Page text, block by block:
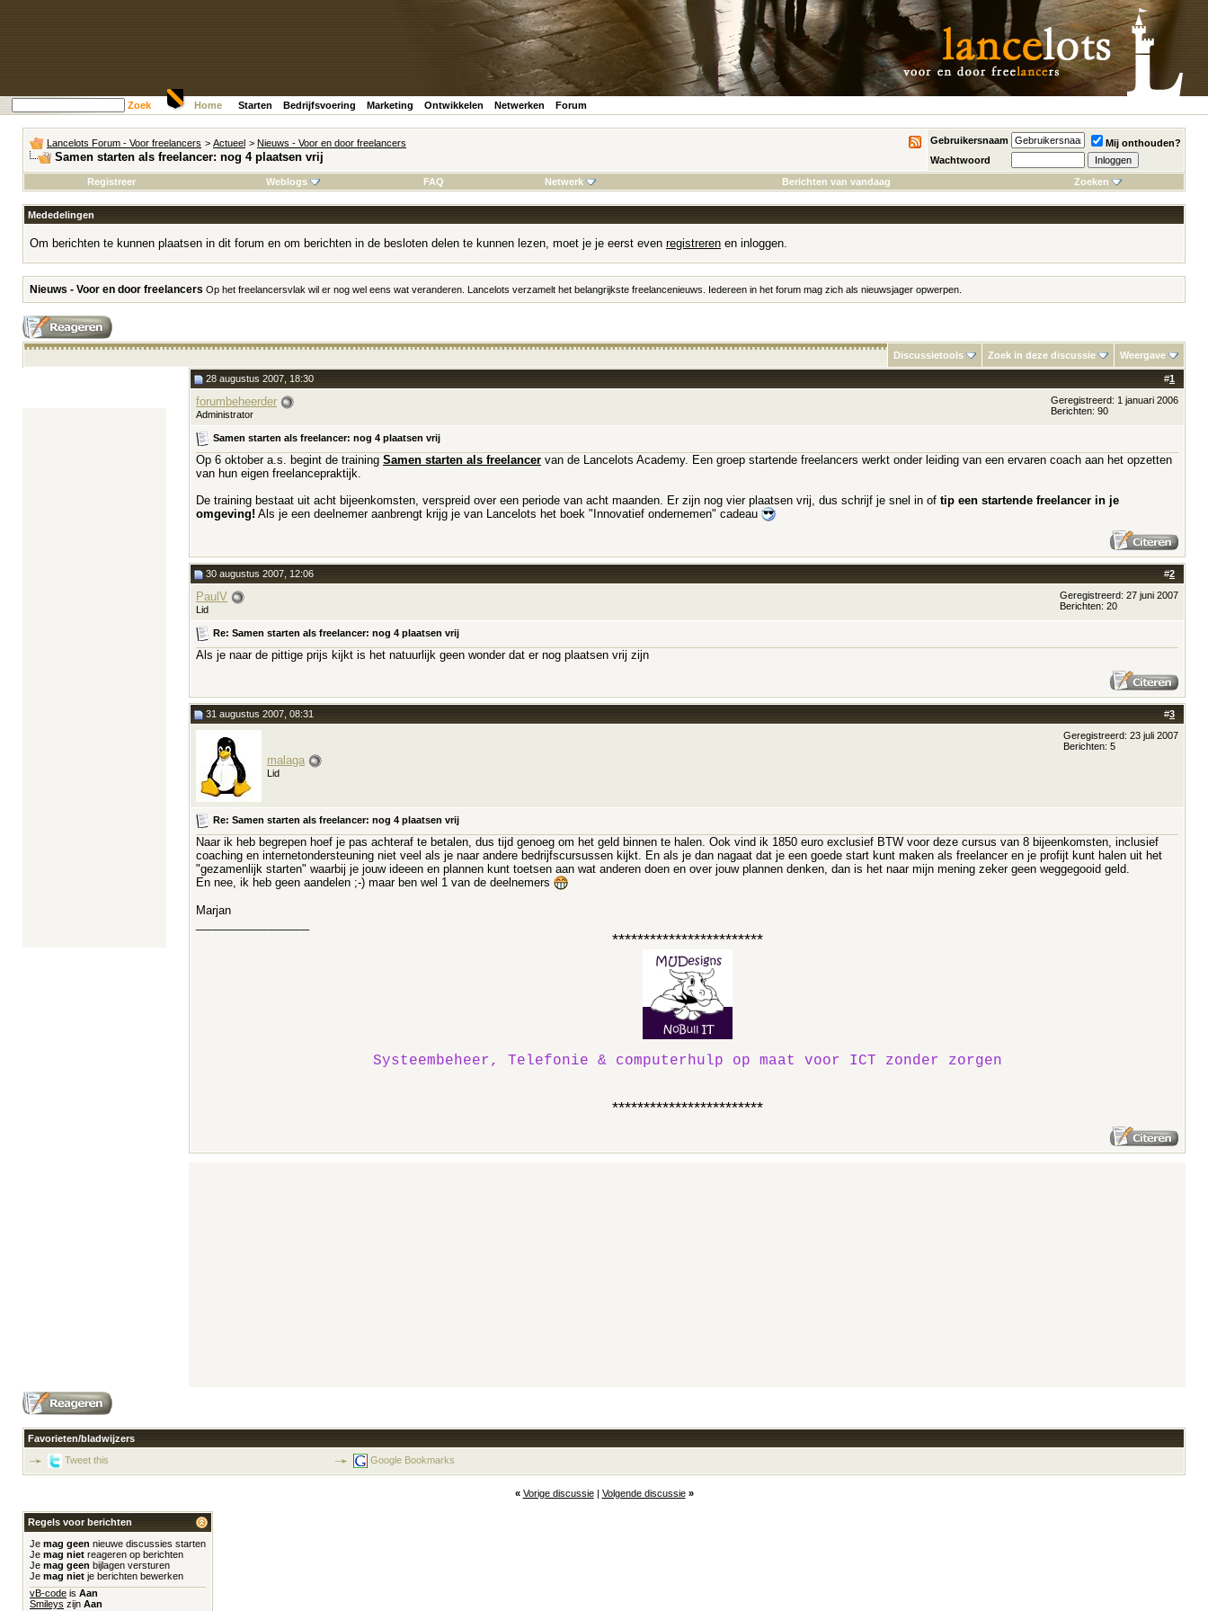
Zoek Home Starten Bedrijfsvoering Marketing Ontwikkelen Netwerken Forum
Lancelots Forum - Voor freelancers > Actueel > Nieuws - Voor en door freelancers
Samen starten als freelancer: nog 4 plaatsen vrij
Gebruikersnaam
Mij onthouden?
Wachtwoord
Registreer
Weblogs FAQ Netwerk Berichten van vandaag Zoeken
Mededelingen
Om berichten te kunnen plaatsen in dit forum en om berichten in de besloten delen te kunnen lezen, moet je je eerst even registreren en inloggen.
Nieuws - Voor en door freelancers Op het freelancersvlak wil er nog wel eens wat veranderen. Lancelots verzamelt het belangrijkste freelancenieuws. Iedereen in het forum mag zich als nieuwsjager opwerpen.
Discussietools Zoek in deze discussie Weergave
#1
28 augustus 2007, 18:30
forumbeheerder
Administrator
Geregistreerd: 1 januari 2006
Berichten: 90
Samen starten als freelancer: nog 4 plaatsen vrij
Op 6 oktober a.s. begint de training Samen starten als freelancer van de Lancelots Academy. Een groep startende freelancers werkt onder leiding van een ervaren coach aan het opzetten
van hun eigen freelancepraktijk.
De training bestaat uit acht bijeenkomsten, verspreid over een periode van acht maanden. Er zijn nog vier plaatsen vrij, dus schrijf je snel in of tip een startende freelancer in je
omgeving! Als je een deelnemer aanbrengt krijg je van Lancelots het boek "Innovatief ondernemen" cadeau
#2
30 augustus 2007, 12:06
PaulV
Lid
Geregistreerd: 27 juni 2007
Berichten: 20
Re: Samen starten als freelancer: nog 4 plaatsen vrij
Als je naar de pittige prijs kijkt is het natuurlijk geen wonder dat er nog plaatsen vrij zijn
#3
31 augustus 2007, 08:31
malaga
Lid
Geregistreerd: 23 juli 2007
Berichten: 5
Re: Samen starten als freelancer: nog 4 plaatsen vrij
Naar ik heb begrepen hoef je pas achteraf te betalen, dus tijd genoeg om het geld binnen te halen. Ook vind ik 1850 euro exclusief BTW voor deze cursus van 8 bijeenkomsten, inclusief
coaching en internetondersteuning niet veel als je naar andere bedrijfscursussen kijkt. En als je dan nagaat dat je een goede start kunt maken als freelancer en je profijt kunt halen uit het
"gezamenlijk starten" waarbij je jouw ideeen en plannen kunt toetsen aan wat anderen doen en over jouw plannen denken, dan is het naar mijn mening zeker geen weggegooid geld.
En nee, ik heb geen aandelen ;-) maar ben wel 1 van de deelnemers
Marjan
************************
Systeembeheer, Telefonie & computerhulp op maat voor ICT zonder zorgen
************************
Favorieten/bladwijzers
Tweet this
Google Bookmarks
« Vorige discussie| Volgende discussie »
Regels voor berichten
Je mag geen nieuwe discussies starten
Je mag niet reageren op berichten
Je mag geen bijlagen versturen
Je mag niet je berichten bewerken
vB-code is Aan
Smileys zijn Aan